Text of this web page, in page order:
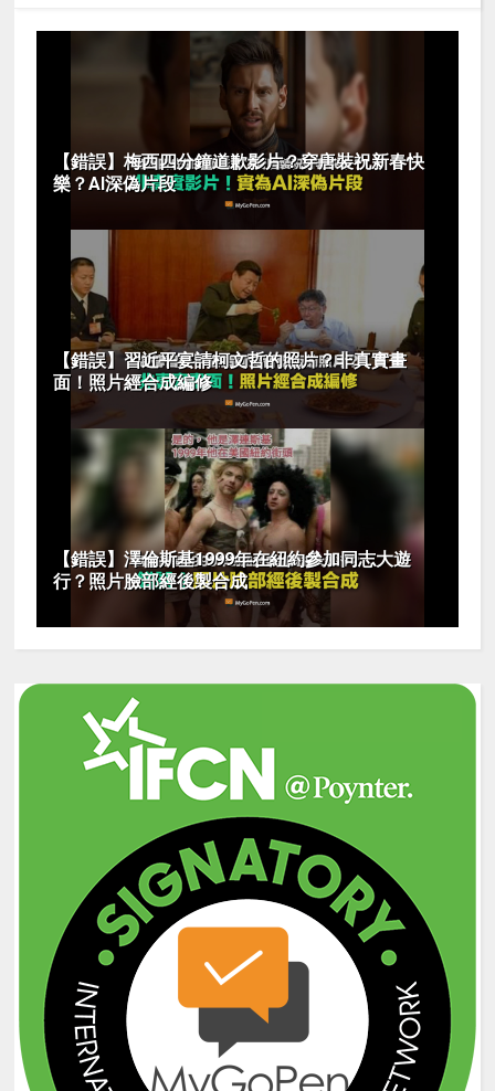
【錯誤】梅西四分鐘道歉影片？穿唐裝祝新春快
樂？AI深偽片段
【錯誤】習近平宴請柯文哲的照片？非真實畫
面！照片經合成編修
【錯誤】澤倫斯基1999年在紐約參加同志大遊
行？照片臉部經後製合成